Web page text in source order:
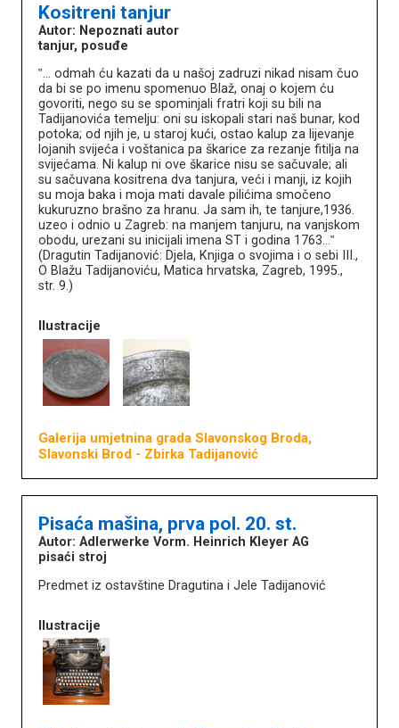
Kositreni tanjur
Autor: Nepoznati autor
tanjur, posuđe
‟... odmah ću kazati da u našoj zadruzi nikad nisam čuo
da bi se po imenu spomenuo Blaž, onaj o kojem ću
govoriti, nego su se spominjali fratri koji su bili na
Tadijanovića temelju: oni su iskopali stari naš bunar, kod
potoka; od njih je, u staroj kući, ostao kalup za lijevanje
lojanih svijeća i voštanica pa škarice za rezanje fitilja na
svijećama. Ni kalup ni ove škarice nisu se sačuvale; ali
su sačuvana kositrena dva tanjura, veći i manji, iz kojih
su moja baka i moja mati davale pilićima smočeno
kukuruzno brašno za hranu. Ja sam ih, te tanjure,1936.
uzeo i odnio u Zagreb: na manjem tanjuru, na vanjskom
obodu, urezani su inicijali imena ST i godina 1763…‟
(Dragutin Tadijanović: Djela, Knjiga o svojima i o sebi III.,
O Blažu Tadijanoviću, Matica hrvatska, Zagreb, 1995.,
str. 9.)
Ilustracije
Galerija umjetnina grada Slavonskog Broda,
Slavonski Brod - Zbirka Tadijanović
Pisaća mašina, prva pol. 20. st.
Autor: Adlerwerke Vorm. Heinrich Kleyer AG
pisaći stroj
Predmet iz ostavštine Dragutina i Jele Tadijanović
Ilustracije